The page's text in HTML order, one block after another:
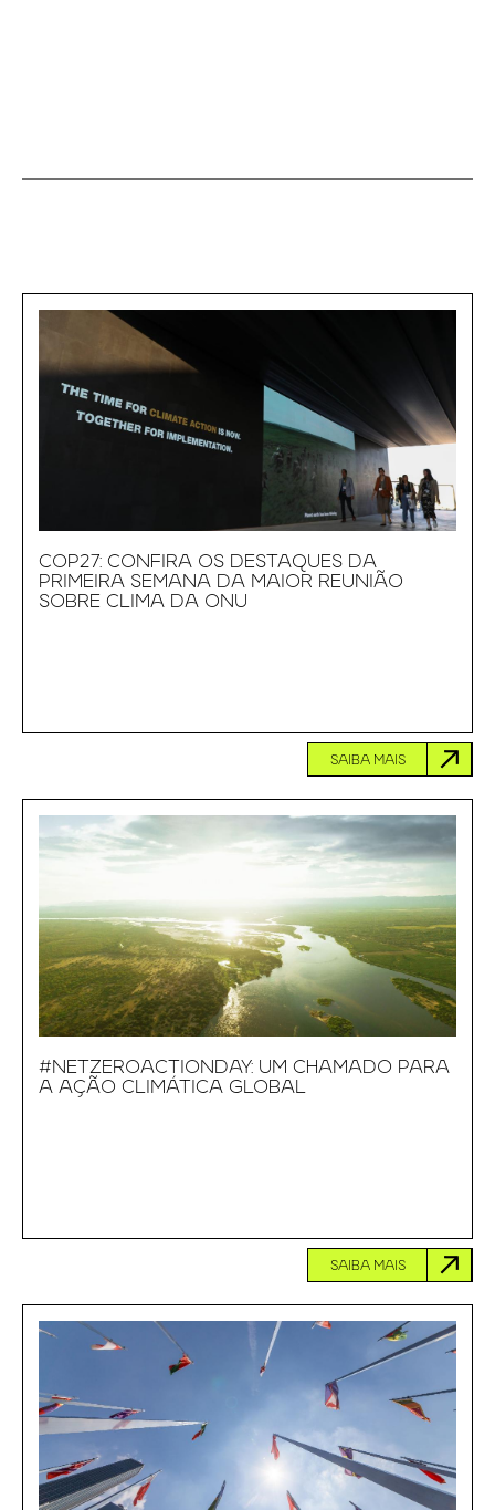
COP27: CONFIRA OS DESTAQUES DA
PRIMEIRA SEMANA DA MAIOR REUNIÃO
SOBRE CLIMA DA ONU
SAIBA MAIS
#NETZEROACTIONDAY: UM CHAMADO PARA
A AÇÃO CLIMÁTICA GLOBAL
SAIBA MAIS